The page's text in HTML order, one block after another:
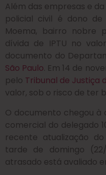
Além das empresas e
policial civil é dono
Moema, bairro nobre
dívida de IPTU no
documento do
São Paulo. Em 14 de
pelo Tribunal de Justiça
valor, sob o risco de ter
O documento chegou à
comercial do delegado
recente atualização
tarde de domingo
atrasado está avaliado